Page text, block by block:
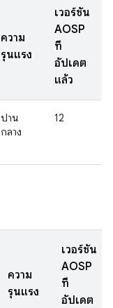
ความ
รุนแรง
เวอร์ชัน
AOSP
ที่
อัปเดต
แล้ว
ปาน
กลาง
12
ความ
รุนแรง
เวอร์ชัน
AOSP
ที่
อัปเดต